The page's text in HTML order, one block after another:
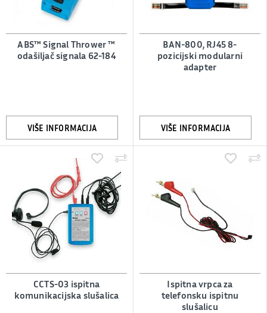
ABS™ Signal Thrower ™
odašiljač signala 62-184
VIŠE INFORMACIJA
BAN-800, RJ45 8-
pozicijski modularni
adapter
VIŠE INFORMACIJA
CCTS-03 ispitna
komunikacijska slušalica
Ispitna vrpca za
telefonsku ispitnu
slušalicu